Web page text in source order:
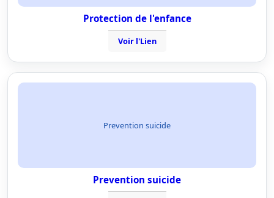
Protection de l'enfance
Voir l'Lien
Prevention suicide
Prevention suicide